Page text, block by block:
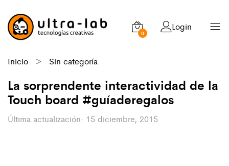
0
Login
Inicio > Sin categoría
La sorprendente interactividad de la
Touch board #guíaderegalos
15 diciembre, 2015